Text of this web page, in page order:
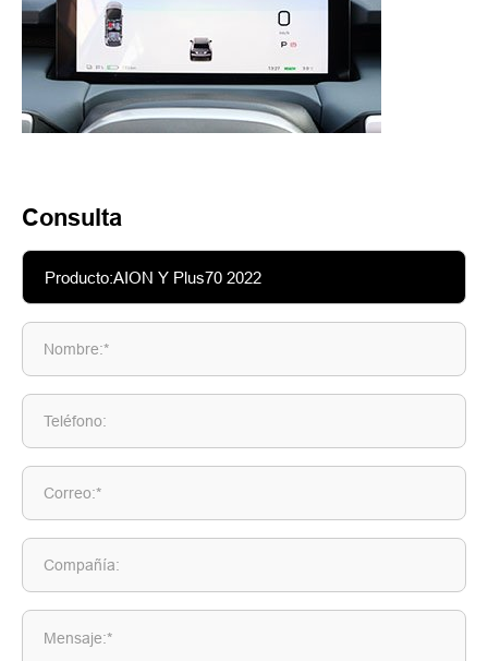
Consulta
Nombre:*
Teléfono:
Correo:*
Compañía:
Mensaje:*